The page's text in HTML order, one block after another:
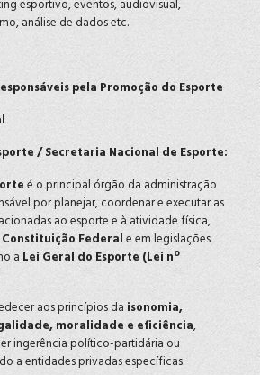
esportivo, eventos, audiovisual,
análise de dados etc.
pela Promoção do Esporte
/ Secretaria Nacional de Esporte:
é o principal órgão da administração
por planejar, coordenar e executar as
ao esporte e à atividade física,
Constituição Federale em legislações
a Lei Geral do Esporte (Lei nº
aos princípios da isonomia,
moralidade e eficiência,
ingerência político-partidária ou
a entidades privadas específicas.